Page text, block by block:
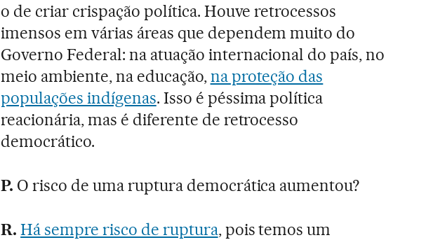
o de criar crispação política. Houve retrocessos
imensos em várias áreas que dependem muito do
Governo Federal: na atuação internacional do país, no
meio ambiente, na educação,na proteção das
populações indígenas. Isso é péssima política
reacionária, mas é diferente de retrocesso
democrático.
P. O risco de uma ruptura democrática aumentou?
R. Há sempre risco de ruptura, pois temos um